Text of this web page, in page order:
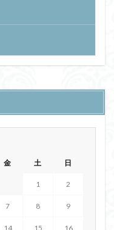
金 土 日
1 2
7 8 9
14 15 16